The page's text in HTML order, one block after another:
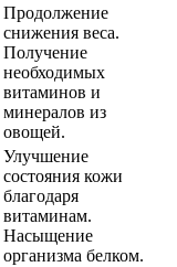
Продолжение
снижения веса.
Получение
необходимых
витаминов и
минералов из
овощей.
Улучшение
состояния кожи
благодаря
витаминам.
Насыщение
организма белком.